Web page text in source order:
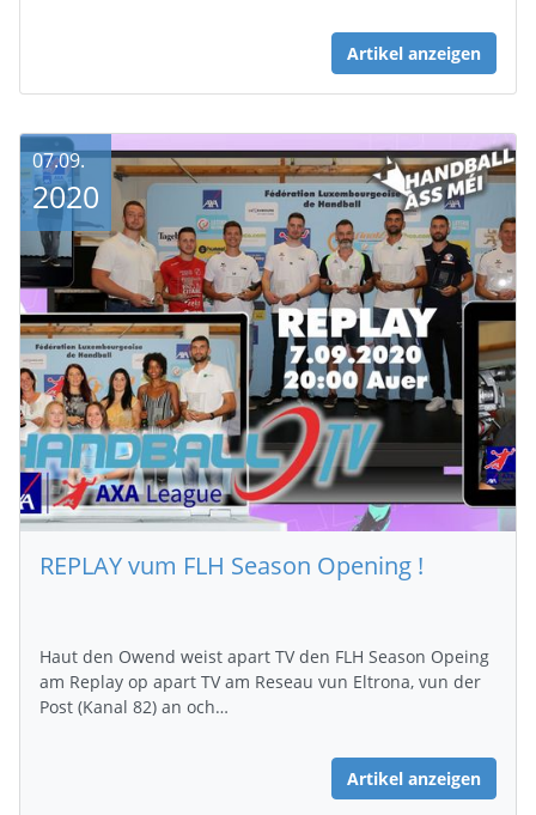
Artikel anzeigen
REPLAY vum FLH Season Opening !
Haut den Owend weist apart TV den FLH Season Opeing
am Replay op apart TV am Reseau vun Eltrona, vun der
Post (Kanal 82) an och…
Artikel anzeigen
07.09.
2020